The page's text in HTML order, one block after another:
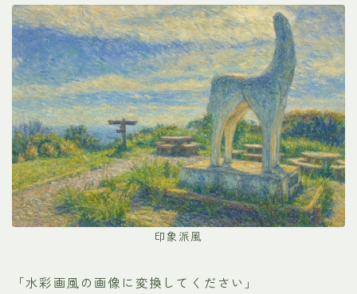
印象派風
「水彩画風の画像に変換してください」